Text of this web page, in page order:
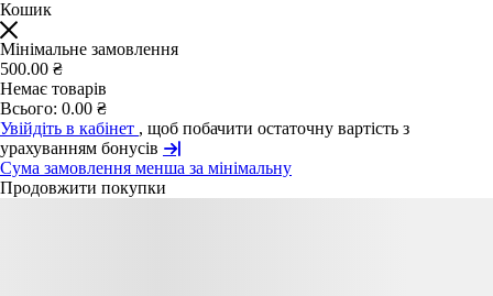
Кошик
Мінімальне замовлення
500.00 ₴
Немає товарів
Всього: 0.00 ₴
Увійдіть в кабінет , щоб побачити остаточну вартість з
урахуванням бонусів
Сума замовлення менша за мінімальну
Продовжити покупки